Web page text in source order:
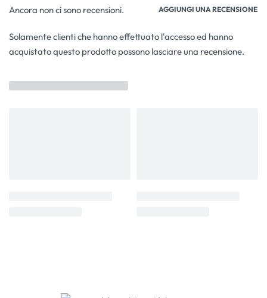
Ancora non ci sono recensioni. AGGIUNGI UNA RECENSIONE
Solamente clienti che hanno effettuato l'accesso ed hanno
acquistato questo prodotto possono lasciare una recensione.